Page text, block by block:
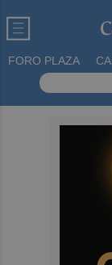
FORO PLAZA